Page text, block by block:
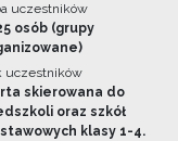
uczestników
osób (grupy
uczestników
skierowana do
oraz szkół
klasy 1-4.